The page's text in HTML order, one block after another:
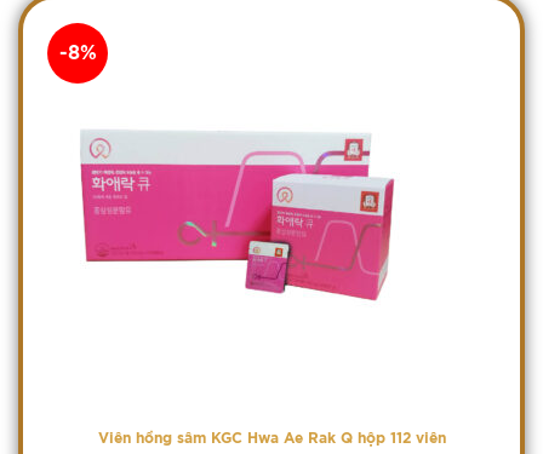
Viên hồng sâm KGC Hwa Ae Rak Q hộp 112 viên
-8%